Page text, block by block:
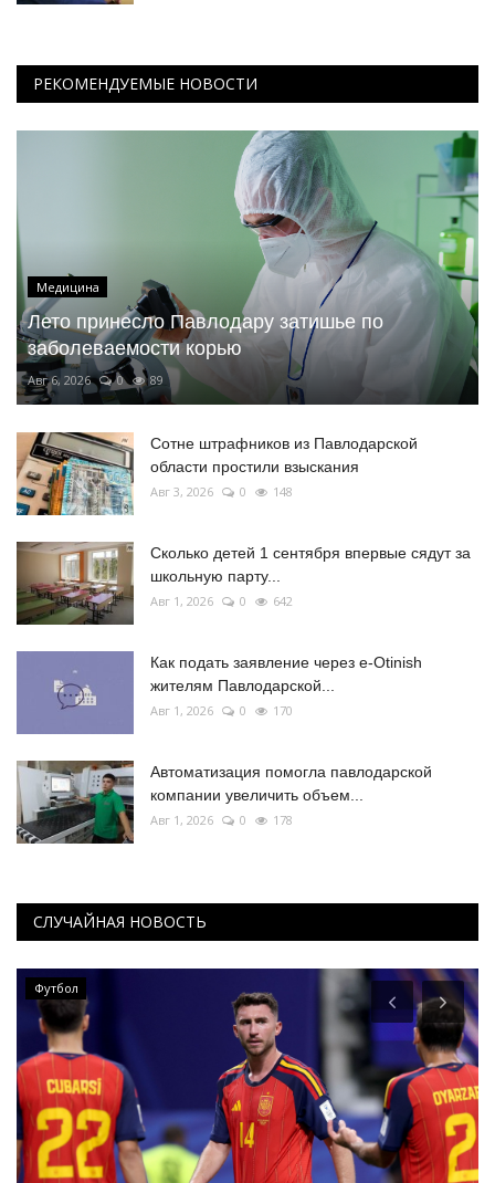
РЕКОМЕНДУЕМЫЕ НОВОСТИ
Медицина
Лето принесло Павлодару затишье по
заболеваемости корью
Авг 6, 2026 0 89
Сотне штрафников из Павлодарской
области простили взыскания
Авг 3, 2026 0 148
Сколько детей 1 сентября впервые сядут за
школьную парту...
Авг 1, 2026 0 642
Как подать заявление через e-Otinish
жителям Павлодарской...
Авг 1, 2026 0 170
Автоматизация помогла павлодарской
компании увеличить объем...
Авг 1, 2026 0 178
СЛУЧАЙНАЯ НОВОСТЬ
Футбол